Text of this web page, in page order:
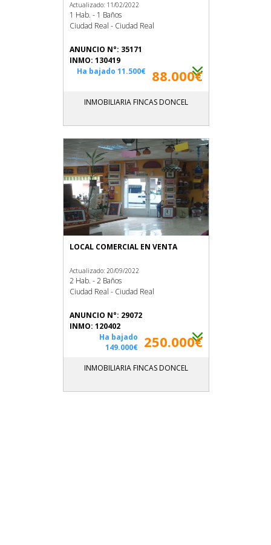
Actualizado: 11/02/2022
1 Hab. - 1 Baños
Ciudad Real - Ciudad Real
ANUNCIO N°: 35171
INMO: 130419
88.000€
Ha bajado 11.500€
INMOBILIARIA FINCAS DONCEL
LOCAL COMERCIAL EN VENTA
Actualizado: 20/09/2022
2 Hab. - 2 Baños
Ciudad Real - Ciudad Real
ANUNCIO N°: 29072
INMO: 120402
250.000€
Ha bajado
149.000€
INMOBILIARIA FINCAS DONCEL